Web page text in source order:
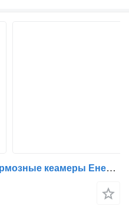
Тормозная камера MAN Тормозные кеамеры Енергоакамулятори тормозная система. 0970177612 для грузовика MAN L2000 М2000 МАN-VW TGL F2000 TGA FE ME ТGM TGX TGS